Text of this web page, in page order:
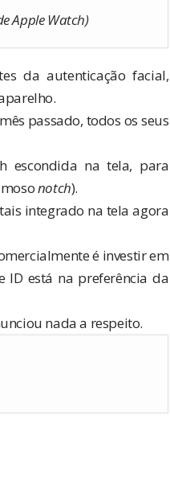
Apple Watch)
da autenticação facial,
passado, todos os seus
escondida na tela, para
notch).
integrado na tela agora
é investir em
ID está na preferência da
nada a respeito.